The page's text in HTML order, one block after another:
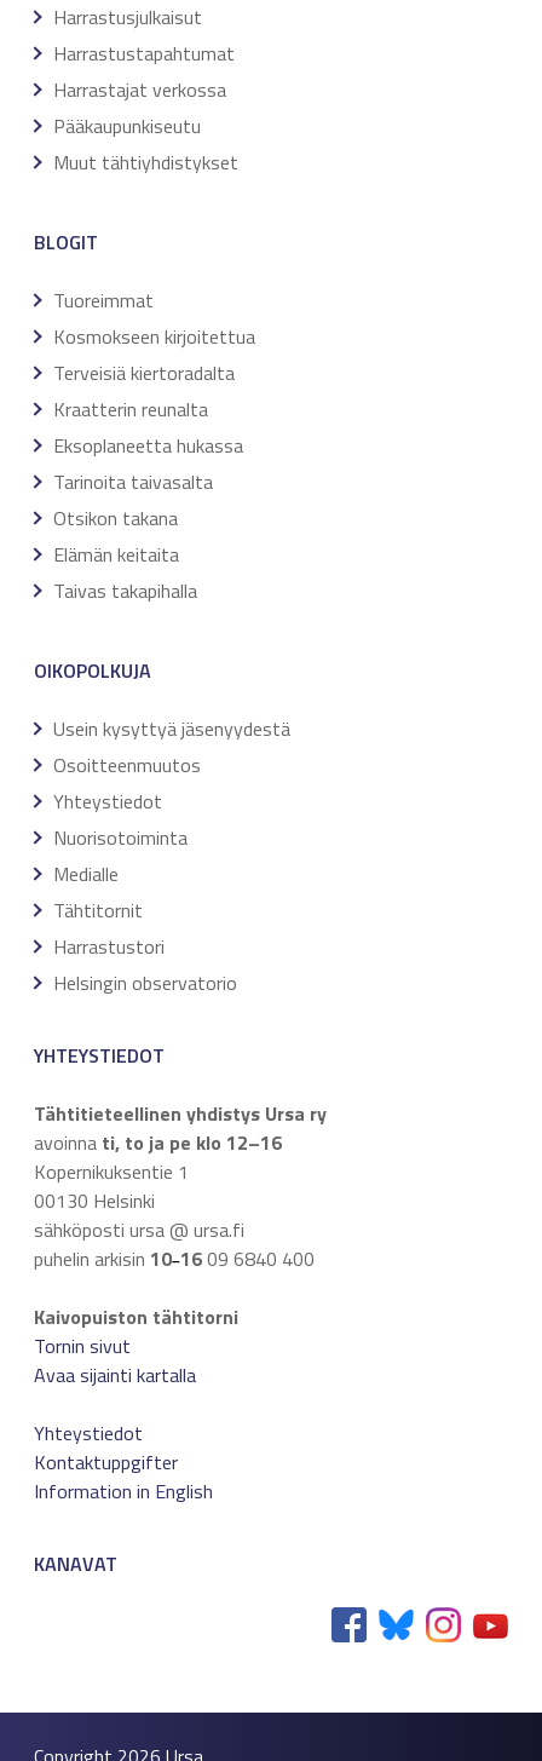
Harrastusjulkaisut
Harrastustapahtumat
Harrastajat verkossa
Pääkaupunkiseutu
Muut tähtiyhdistykset
BLOGIT
Tuoreimmat
Kosmokseen kirjoitettua
Terveisiä kiertoradalta
Kraatterin reunalta
Eksoplaneetta hukassa
Tarinoita taivasalta
Otsikon takana
Elämän keitaita
Taivas takapihalla
OIKOPOLKUJA
Usein kysyttyä jäsenyydestä
Osoitteenmuutos
Yhteystiedot
Nuorisotoiminta
Medialle
Tähtitornit
Harrastustori
Helsingin observatorio
YHTEYSTIEDOT
Tähtitieteellinen yhdistys Ursa ry
avoinna ti, to ja pe klo 12–16
Kopernikuksentie 1
00130 Helsinki
sähköposti ursa @ ursa.fi
puhelin arkisin 10–1609 6840 400
Kaivopuiston tähtitorni
Tornin sivut
Avaa sijainti kartalla
Yhteystiedot
Kontaktuppgifter
Information in English
KANAVAT